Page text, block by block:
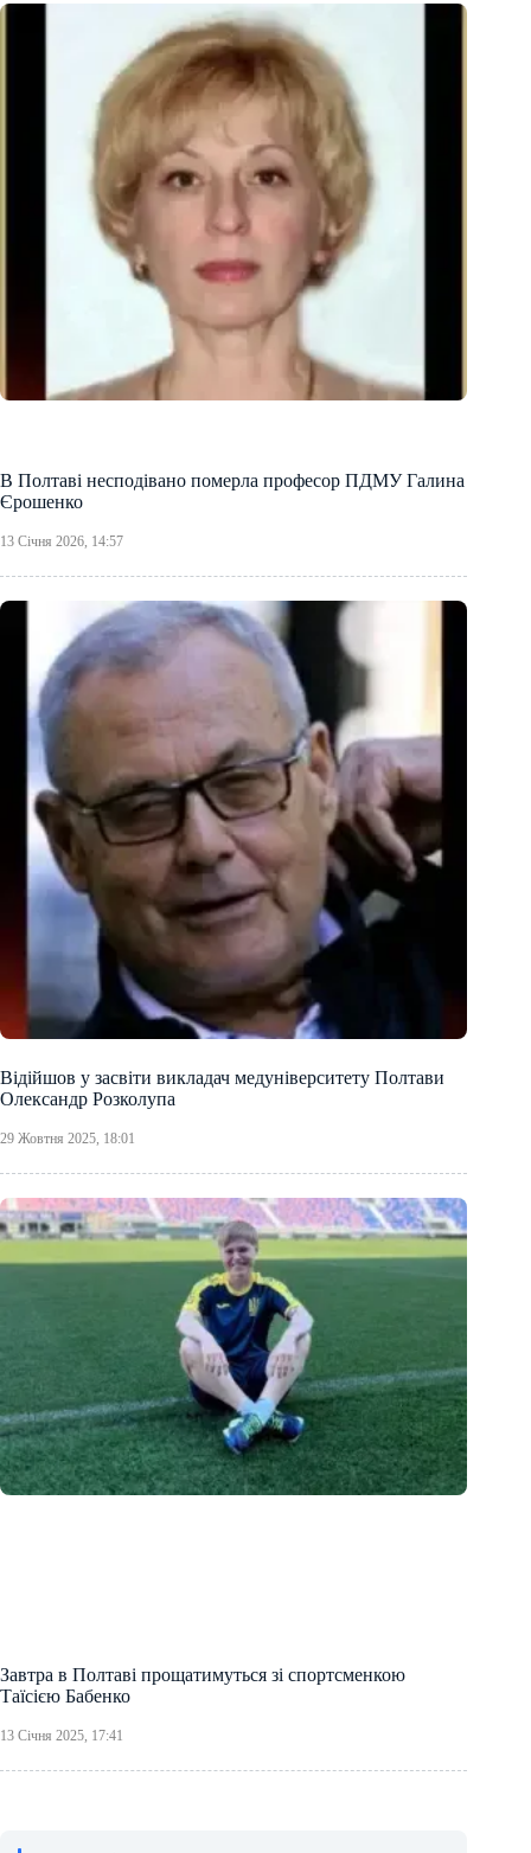
В Полтаві несподівано померла професор ПДМУ Галина
Єрошенко
13 Січня 2026, 14:57
Відійшов у засвіти викладач медуніверситету Полтави
Олександр Розколупа
29 Жовтня 2025, 18:01
Завтра в Полтаві прощатимуться зі спортсменкою
Таїсією Бабенко
13 Січня 2025, 17:41